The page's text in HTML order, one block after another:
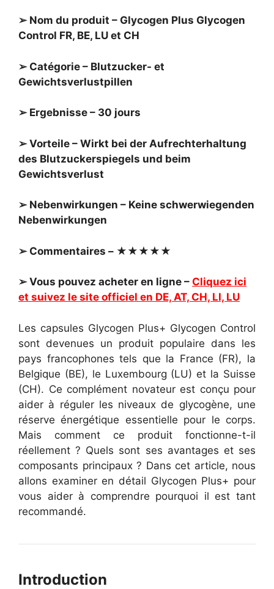
➢ Nom du produit – Glycogen Plus Glycogen
Control FR, BE, LU et CH
➢ Catégorie – Blutzucker- et
Gewichtsverlustpillen
➢ Ergebnisse – 30 jours
➢ Vorteile – Wirkt bei der Aufrechterhaltung
des Blutzuckerspiegels und beim
Gewichtsverlust
➢ Nebenwirkungen – Keine schwerwiegenden
Nebenwirkungen
➢ Commentaires – ★★★★★
➢ Vous pouvez acheter en ligne – Cliquez ici
et suivez le site officiel en DE, AT, CH, LI, LU
Les capsules Glycogen Plus+ Glycogen Control
sont devenues un produit populaire dans les
pays francophones tels que la France (FR), la
Belgique (BE), le Luxembourg (LU) et la Suisse
(CH). Ce complément novateur est conçu pour
aider à réguler les niveaux de glycogène, une
réserve énergétique essentielle pour le corps.
Mais comment ce produit fonctionne-t-il
réellement ? Quels sont ses avantages et ses
composants principaux ? Dans cet article, nous
allons examiner en détail Glycogen Plus+ pour
vous aider à comprendre pourquoi il est tant
recommandé.
Introduction